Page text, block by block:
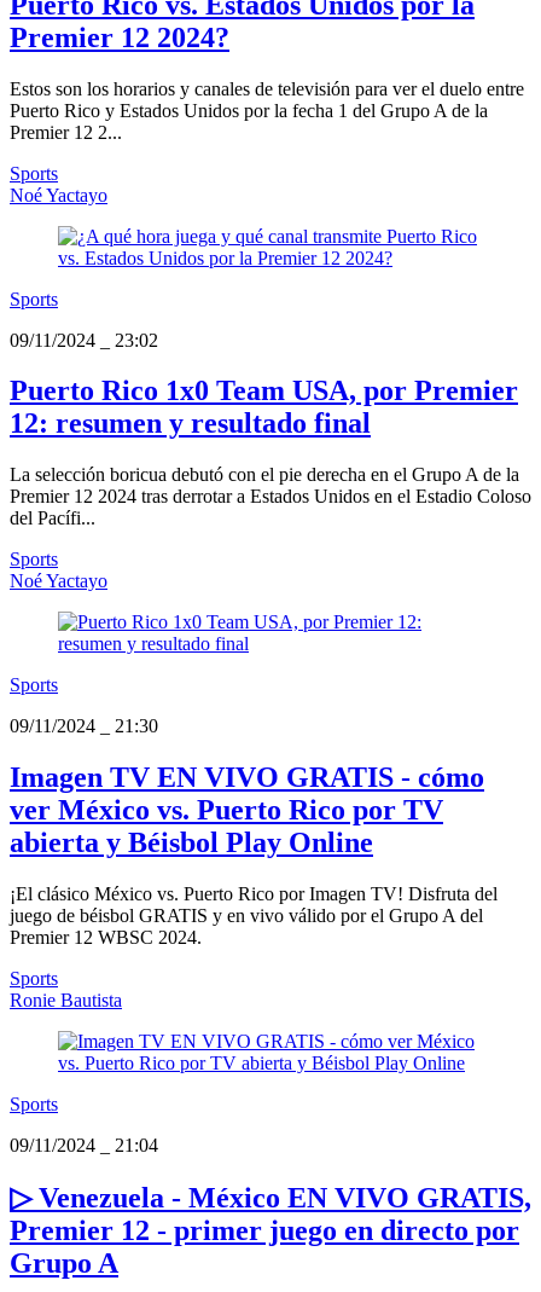
Premier 12 2024?
Estos son los horarios y canales de televisión para ver el duelo entre
Puerto Rico y Estados Unidos por la fecha 1 del Grupo A de la
Premier 12 2...
Sports
Noé Yactayo
Sports
09/11/2024
23:02
Puerto Rico 1x0 Team USA, por Premier
12: resumen y resultado final
La selección boricua debutó con el pie derecha en el Grupo A de la
Premier 12 2024 tras derrotar a Estados Unidos en el Estadio Coloso
del Pacífi...
Sports
Noé Yactayo
Sports
09/11/2024
21:30
Imagen TV EN VIVO GRATIS - cómo
ver México vs. Puerto Rico por TV
abierta y Béisbol Play Online
¡El clásico México vs. Puerto Rico por Imagen TV! Disfruta del
juego de béisbol GRATIS y en vivo válido por el Grupo A del
Premier 12 WBSC 2024.
Sports
Ronie Bautista
Sports
09/11/2024
21:04
▷ Venezuela - México EN VIVO GRATIS,
Premier 12 - primer juego en directo por
Grupo A